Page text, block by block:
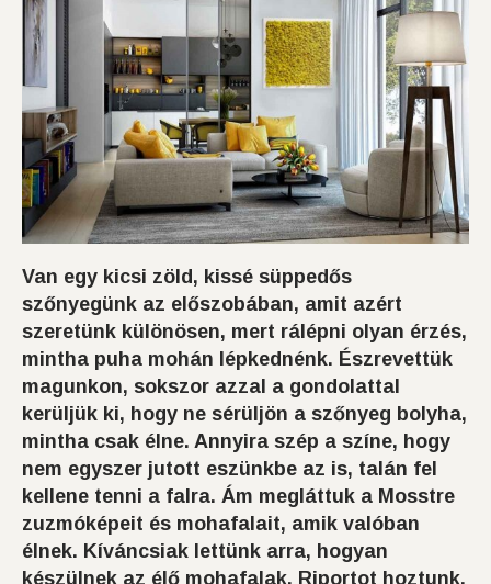
Van egy kicsi zöld, kissé süppedős
szőnyegünk az előszobában, amit azért
szeretünk különösen, mert rálépni olyan érzés,
mintha puha mohán lépkednénk. Észrevettük
magunkon, sokszor azzal a gondolattal
kerüljük ki, hogy ne sérüljön a szőnyeg bolyha,
mintha csak élne. Annyira szép a színe, hogy
nem egyszer jutott eszünkbe az is, talán fel
kellene tenni a falra. Ám megláttuk a Mosstre
zuzmóképeit és mohafalait, amik valóban
élnek. Kíváncsiak lettünk arra, hogyan
készülnek az élő mohafalak. Riportot hoztunk.